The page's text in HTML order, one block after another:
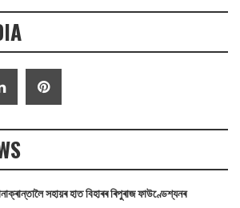
সহায়ৰ হাত বিহাৰৰ ৰিপুৰাজ ফাউণ্ডেশ্যনৰ